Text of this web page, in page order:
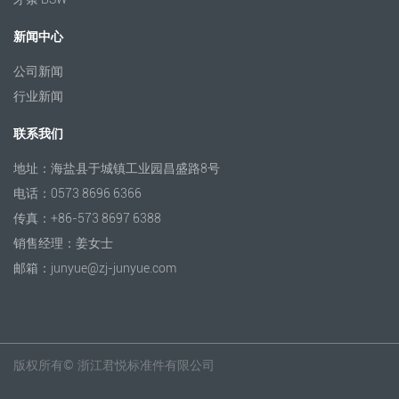
新闻中心
公司新闻
行业新闻
联系我们
地址：海盐县于城镇工业园昌盛路8号
电话：0573 8696 6366
传真：+86-573 8697 6388
销售经理：姜女士
邮箱：junyue@zj-junyue.com
版权所有© 浙江君悦标准件有限公司